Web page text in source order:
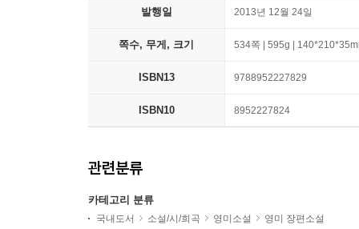
발행일 2013년 12월 24일
쪽수, 무게, 크기 534쪽 | 595g |
ISBN13 9788952227829
ISBN10 8952227824
관련분류
카테고리 분류
국내도서 소설/시/희곡 영미소설 영미 장편소설